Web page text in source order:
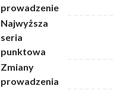
prowadzenie
Najwyższa
seria
punktowa
Zmiany
prowadzenia